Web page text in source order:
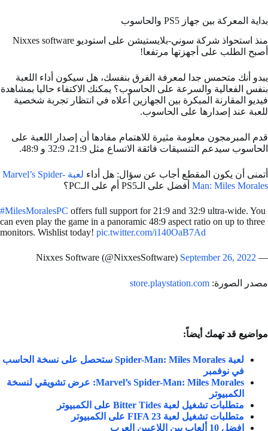
بداية المعركة بين جهاز PS5 والحاسوب
منذ استحواذ شركة سوني-بلايستيشن على استوديو Nixxes software
أصبح الطلب على أجهزتها مرتفعا!
يبدو أنك متحمس جدا لمعرفة الفرق بنفسك، هل سيكون أداء اللعبة
بنفس الفعالية والسرعة على الحاسوب؟ يمكنك الاكتفاء حاليا بمشاهدة
فيديو المقارنة المبكرة بين الجهازين أعلاه في انتظار تجربة شخصية
للعبة عند إصدارها على الحاسوب.
قدم المبرمجون معلومة مثيرة للاهتمام مفادها أن إصدار اللعبة على
الحاسوب سيدعم التنسيقات فائقة الاتساع مثل 21:9، 32:9 و 48:9.
أتمنى أن يكون المقطع أجاب عن سؤال: هل أداء
لعبة Marvel’s Spider-
Man: Miles Morales أفضل على الـPS5 أم على الـPC؟
#MilesMoralesPC offers full support for 21:9 and 32:9 ultra-wide. You
can even play the game in a panoramic 48:9 aspect ratio on up to three
monitors. Wishlist today! pic.twitter.com/i140OaB7Ad
— Nixxes Software (@NixxesSoftware)
September 26, 2022
مصدر الصورة: store.playstation.com
مواضيع قد تهمك أيضاً:
لعبة Spider-Man: Miles Morales ستحصل على نسخة الحاسب
في نوفمبر
Marvel’s Spider-Man: Miles Morales: عرض تشويقي لنسخة
الكمبيوتر
متطلبات تشغيل لعبة Bitter Tides على الكمبيوتر
متطلبات تشغيل لعبة FIFA 23 على الكمبيوتر
افضل 10 ألعاب بين اللاعبين العرب